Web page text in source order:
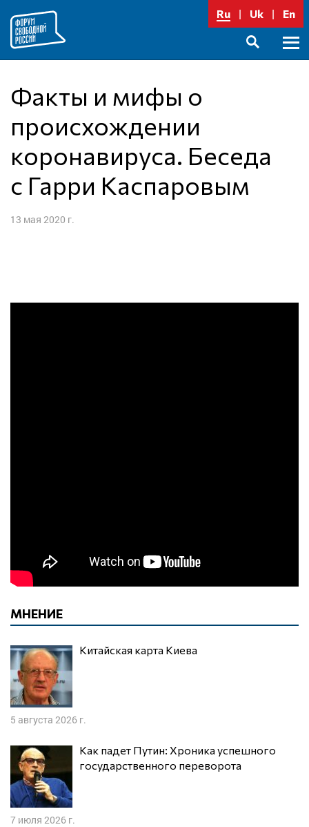
содержимому
Ru Uk En
Факты и мифы о
происхождении
коронавируса. Беседа
с Гарри Каспаровым
13 мая 2020 г.
МНЕНИЕ
Китайская карта Киева
5 августа 2026 г.
Как падет Путин: Хроника успешного
государственного переворота
7 июля 2026 г.